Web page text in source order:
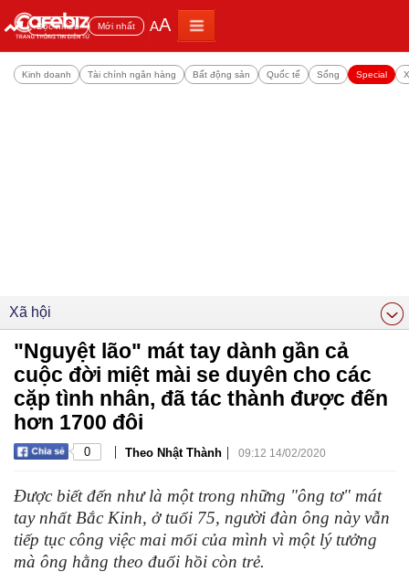
Đọc nhiều Mới nhất AA
Kinh doanh Tài chính ngân hàng Bất động sản Quốc tế Sống Special
Xã hội
"Nguyệt lão" mát tay dành gần cả
cuộc đời miệt mài se duyên cho các
cặp tình nhân, đã tác thành được đến
hơn 1700 đôi
0 | Theo Nhật Thành | 09:12 14/02/2020
Được biết đến như là một trong những "ông tơ" mát
tay nhất Bắc Kinh, ở tuổi 75, người đàn ông này vẫn
tiếp tục công việc mai mối của mình vì một lý tưởng
mà ông hằng theo đuổi hồi còn trẻ.